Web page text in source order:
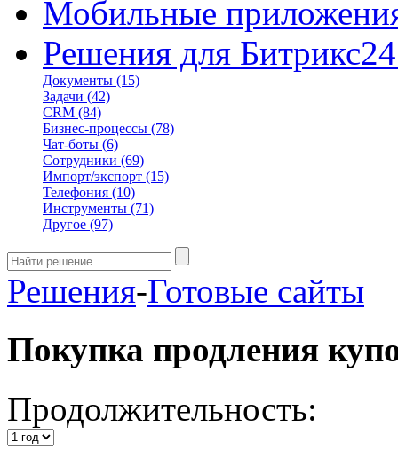
Мобильные
Решения для Битрикс24
Документы (15)
Задачи (42)
CRM (84)
Бизнес-процессы (78)
Чат-боты (6)
Сотрудники (69)
Импорт/экспорт (15)
Телефония (10)
Инструменты (71)
Другое (97)
Решения-Готовые сайты
Покупка продления
Продолжительность: